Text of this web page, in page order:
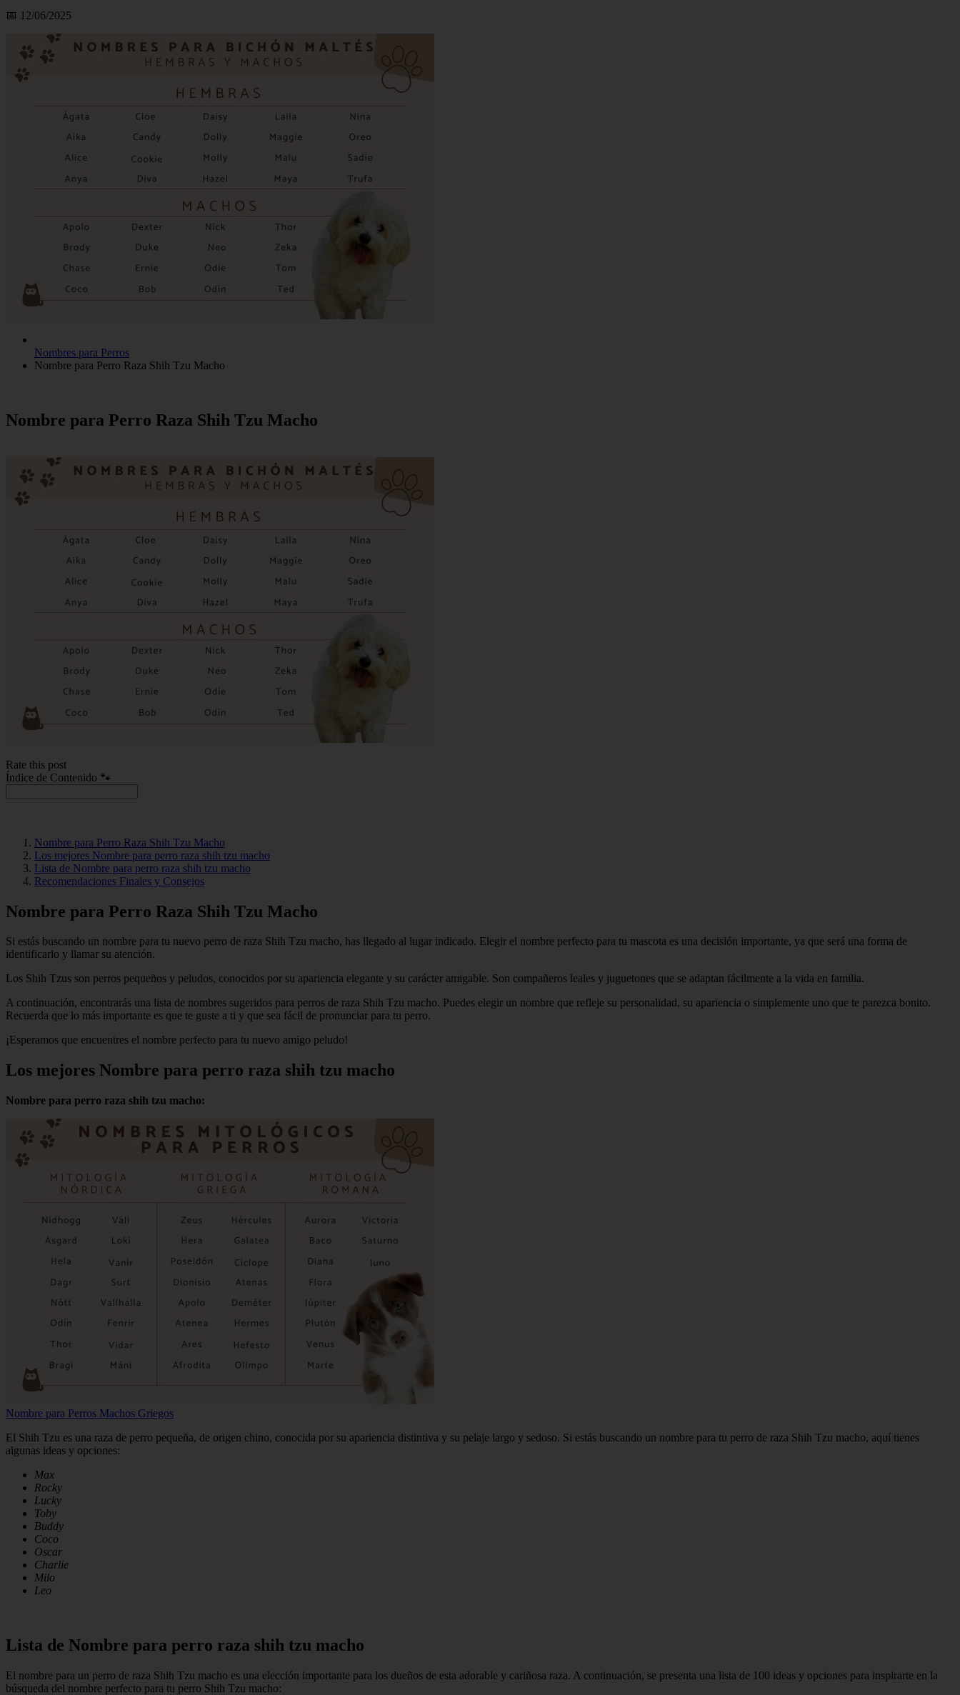
📅 12/06/2025
Nombres para Perros
Nombre para Perro Raza Shih Tzu Macho
Nombre para Perro Raza Shih Tzu Macho
Rate this post
Índice de Contenido 🐾
Nombre para Perro Raza Shih Tzu Macho
Los mejores Nombre para perro raza shih tzu macho
Lista de Nombre para perro raza shih tzu macho
Recomendaciones Finales y Consejos
Nombre para Perro Raza Shih Tzu Macho
Si estás buscando un nombre para tu nuevo perro de raza Shih Tzu macho, has llegado al lugar indicado. Elegir el nombre perfecto para tu mascota es una decisión importante, ya que será una forma de
identificarlo y llamar su atención.
Los Shih Tzus son perros pequeños y peludos, conocidos por su apariencia elegante y su carácter amigable. Son compañeros leales y juguetones que se adaptan fácilmente a la vida en familia.
A continuación, encontrarás una lista de nombres sugeridos para perros de raza Shih Tzu macho. Puedes elegir un nombre que refleje su personalidad, su apariencia o simplemente uno que te parezca bonito.
Recuerda que lo más importante es que te guste a ti y que sea fácil de pronunciar para tu perro.
¡Esperamos que encuentres el nombre perfecto para tu nuevo amigo peludo!
Los mejores Nombre para perro raza shih tzu macho
Nombre para perro raza shih tzu macho:
Nombre para Perros Machos Griegos
El Shih Tzu es una raza de perro pequeña, de origen chino, conocida por su apariencia distintiva y su pelaje largo y sedoso. Si estás buscando un nombre para tu perro de raza Shih Tzu macho, aquí tienes
algunas ideas y opciones:
Max
Rocky
Lucky
Toby
Buddy
Coco
Oscar
Charlie
Milo
Leo
Lista de Nombre para perro raza shih tzu macho
El nombre para un perro de raza Shih Tzu macho es una elección importante para los dueños de esta adorable y cariñosa raza. A continuación, se presenta una lista de 100 ideas y opciones para inspirarte en la
búsqueda del nombre perfecto para tu perro Shih Tzu macho: